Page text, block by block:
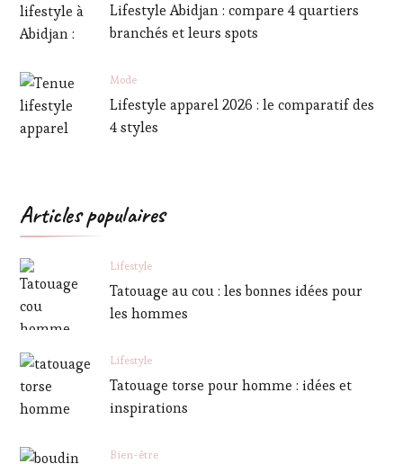
Lifestyle Abidjan : compare 4 quartiers
branchés et leurs spots
Mode
Lifestyle apparel 2026 : le comparatif des
4 styles
Articles populaires
Lifestyle
Tatouage au cou : les bonnes idées pour
les hommes
Lifestyle
Tatouage torse pour homme : idées et
inspirations
Bien-être